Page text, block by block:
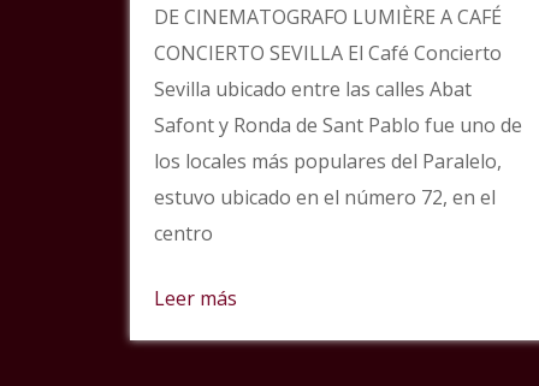
DE CINEMATOGRAFO LUMIÈRE A CAFÉ
CONCIERTO SEVILLA El Café Concierto
Sevilla ubicado entre las calles Abat
Safont y Ronda de Sant Pablo fue uno de
los locales más populares del Paralelo,
estuvo ubicado en el número 72, en el
centro
Leer más